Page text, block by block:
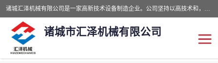
诸城汇泽机械有限公司是一家高新技术设备制造企业。公司坚持以高技术和，高服务于用户，以的环保机械制造设备赢的用户的信赖。现在主要生产死亡畜禽无害化处理和立式和卧式有机肥设备，搅拌机，烘干机，高温发酵机等。污水处理设备，固液分离机。气浮机，化制机等。公司秉承品质，用户至上，科技创新的经营理。
诸城市汇泽机械有限公司